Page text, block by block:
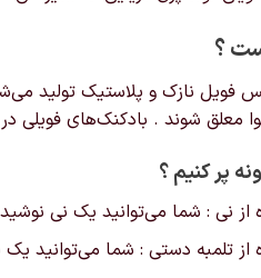
؟
فویل نازک و پلاستیک تولید
معلق شوند . بادکنک‌های
پر کنیم ؟
از نی : شما می‌توانید یک نی
از تلمبه دستی : شما می‌توانید